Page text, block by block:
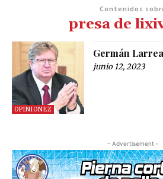
Contenidos
presa de
OPINIONEZ
Germán
junio 12, 2023
- Advertisement -